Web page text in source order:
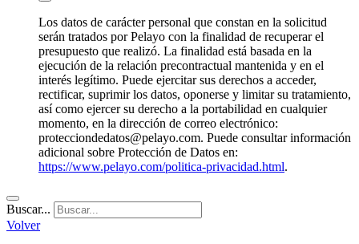
Los datos de carácter personal que constan en la solicitud
serán tratados por Pelayo con la finalidad de recuperar el
presupuesto que realizó. La finalidad está basada en la
ejecución de la relación precontractual mantenida y en el
interés legítimo. Puede ejercitar sus derechos a acceder,
rectificar, suprimir los datos, oponerse y limitar su tratamiento,
así como ejercer su derecho a la portabilidad en cualquier
momento, en la dirección de correo electrónico:
protecciondedatos@pelayo.com. Puede consultar información
adicional sobre Protección de Datos en:
https://www.pelayo.com/politica-privacidad.html.
Buscar...
Volver